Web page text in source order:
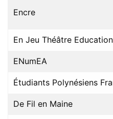
Encre
En Jeu Théâtre
ENumEA
Étudiants Polynésiens
De Fil en Maine